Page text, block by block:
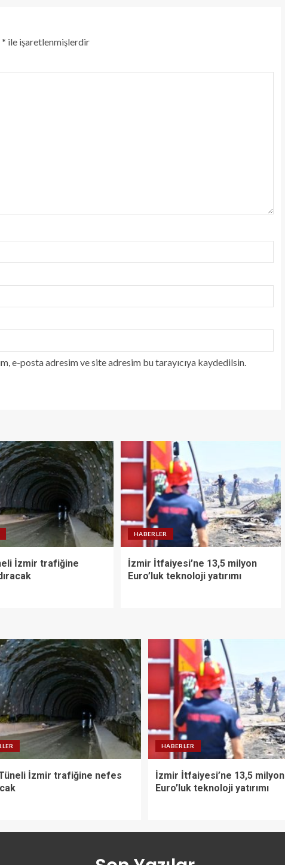
* ile işaretlenmişlerdir
e-posta adresim ve site adresim bu tarayıcıya kaydedilsin.
İzmir trafiğine
HABERLER
İzmir İtfaiyesi’ne 13,5 milyon
Euro’luk teknoloji yatırımı
İzmir trafiğine nefes
HABERLER
İzmir İtfaiyesi’ne 13,5 milyon
Euro’luk teknoloji yatırımı